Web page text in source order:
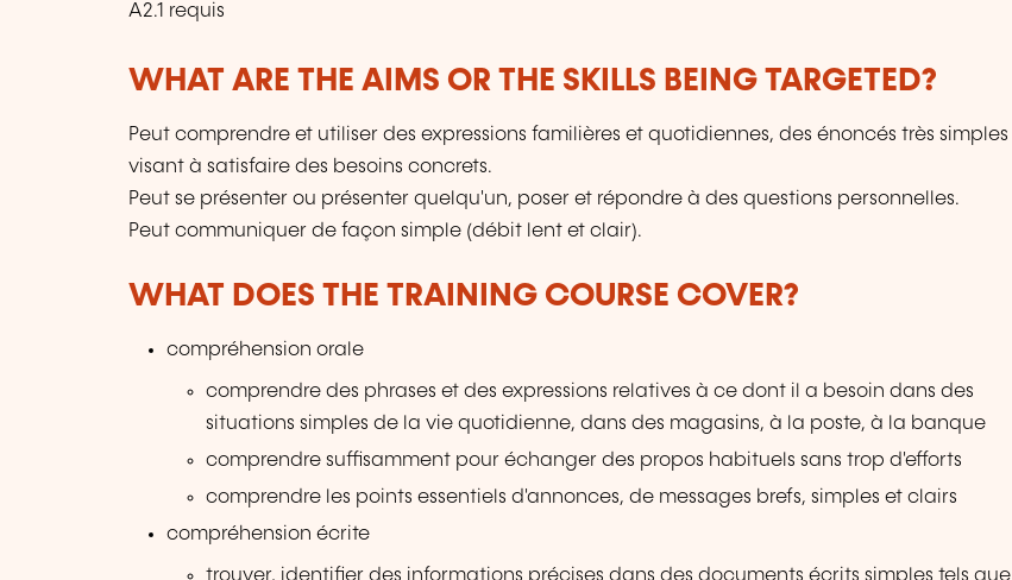
A2.1 requis
WHAT ARE THE AIMS OR THE SKILLS BEING TARGETED?
Peut comprendre et utiliser des expressions familières et quotidiennes, des énoncés très simples
visant à satisfaire des besoins concrets.
Peut se présenter ou présenter quelqu'un, poser et répondre à des questions personnelles.
Peut communiquer de façon simple (débit lent et clair).
WHAT DOES THE TRAINING COURSE COVER?
compréhension orale
comprendre des phrases et des expressions relatives à ce dont il a besoin dans des
situations simples de la vie quotidienne, dans des magasins, à la poste, à la banque
comprendre suffisamment pour échanger des propos habituels sans trop d'efforts
comprendre les points essentiels d'annonces, de messages brefs, simples et clairs
compréhension écrite
trouver, identifier des informations précises dans des documents écrits simples tels que